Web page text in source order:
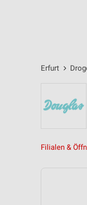
Erfurt
Filialen &